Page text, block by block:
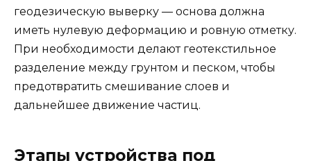
геодезическую выверку — основа должна
иметь нулевую деформацию и ровную отметку.
При необходимости делают геотекстильное
разделение между грунтом и песком, чтобы
предотвратить смешивание слоев и
дальнейшее движение частиц.
Этапы устройства под